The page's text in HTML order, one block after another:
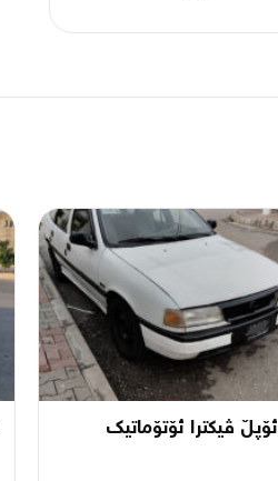
ئۆپڵ ڤیکترا ئۆتۆماتیک